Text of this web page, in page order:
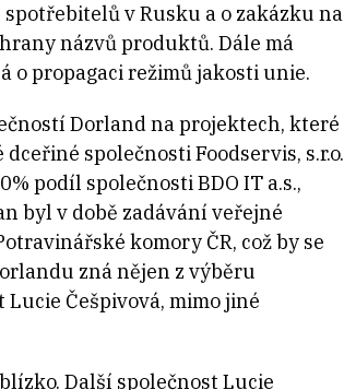
v Rusku a o zakázku na
názvů produktů. Dále má
o propagaci režimů jakosti unie.
Dorland na projektech, které
společnosti Foodservis, s.r.o.
podíl společnosti BDO IT a.s.,
byl v době zadávání veřejné
komory ČR, což by se
zná nějen z výběru
Češpivová, mimo jiné
Další společnost Lucie